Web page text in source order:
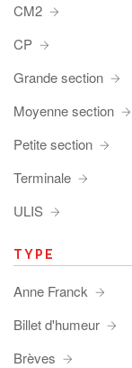
CM2
CP
Grande section
Moyenne section
Petite section
Terminale
ULIS
TYPE
Anne Franck
Billet d'humeur
Brèves